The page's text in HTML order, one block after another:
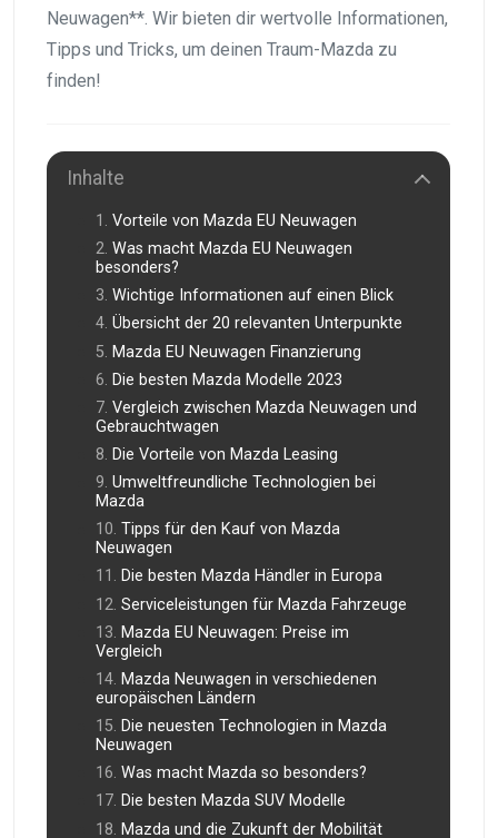
Neuwagen**. Wir bieten dir wertvolle Informationen,
Tipps und Tricks, um deinen Traum-Mazda zu
finden!
Inhalte
Vorteile von Mazda EU Neuwagen
Was macht Mazda EU Neuwagen
besonders?
Wichtige Informationen auf einen Blick
Übersicht der 20 relevanten Unterpunkte
Mazda EU Neuwagen Finanzierung
Die besten Mazda Modelle 2023
Vergleich zwischen Mazda Neuwagen und
Gebrauchtwagen
Die Vorteile von Mazda Leasing
Umweltfreundliche Technologien bei
Mazda
Tipps für den Kauf von Mazda
Neuwagen
Die besten Mazda Händler in Europa
Serviceleistungen für Mazda Fahrzeuge
Mazda EU Neuwagen: Preise im
Vergleich
Mazda Neuwagen in verschiedenen
europäischen Ländern
Die neuesten Technologien in Mazda
Neuwagen
Was macht Mazda so besonders?
Die besten Mazda SUV Modelle
Mazda und die Zukunft der Mobilität